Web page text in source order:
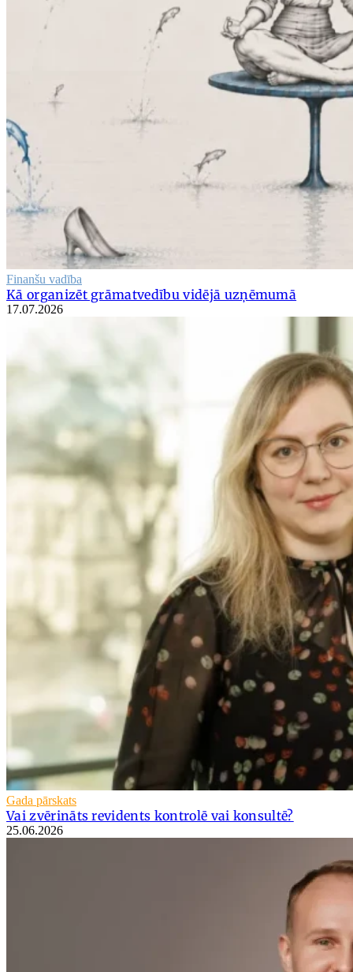
Finanšu vadība
Kā organizēt grāmatvedību vidējā uzņēmumā
17.07.2026
Gada pārskats
Vai zvērināts revidents kontrolē vai konsultē?
25.06.2026